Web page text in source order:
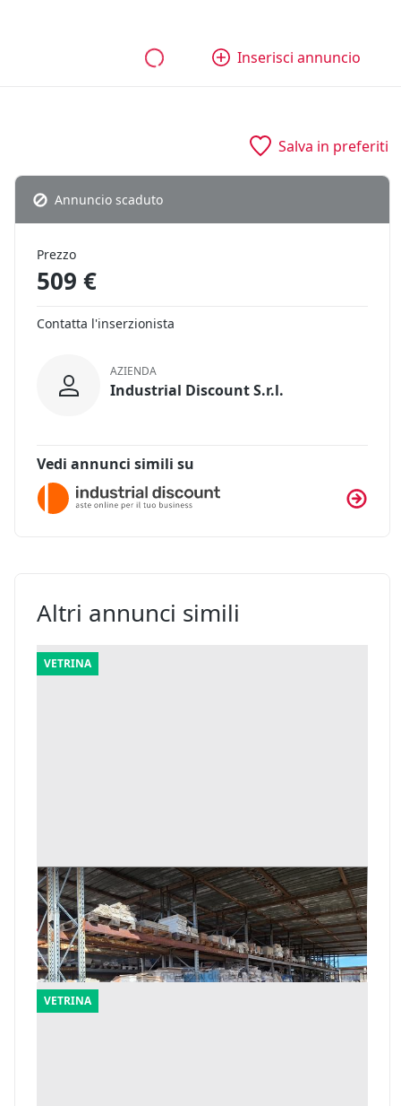
Inserisci annuncio
Salva in preferiti
Annuncio scaduto
Prezzo
509 €
Contatta l'inserzionista
AZIENDA
Industrial Discount S.r.l.
Vedi annunci simili su
Altri annunci simili
VETRINA
19#9933 Piastrelle e Parquet
Mandas (Sud Sardegna)
Offerta minima
4.704 €
VETRINA